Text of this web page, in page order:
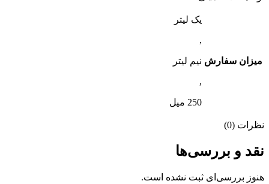
میزان سفارش
یک لیتر
,
نیم لیتر
,
250 میل
نظرات (0)
نقد و بررسی‌ها
هنوز بررسی‌ای ثبت نشده است.